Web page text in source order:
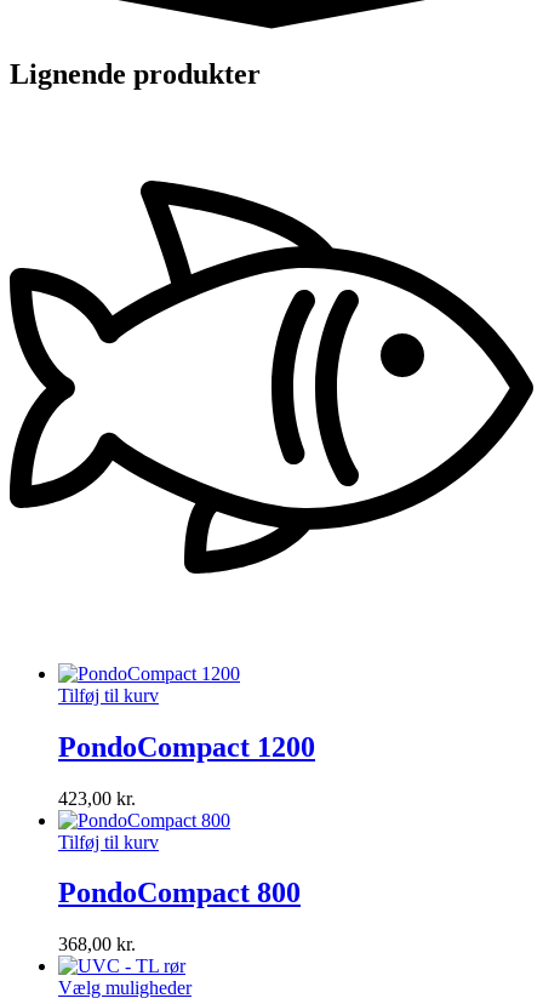
Lignende produkter
Tilføj til kurv
PondoCompact 1200
423,00 kr.
Tilføj til kurv
PondoCompact 800
368,00 kr.
Vælg muligheder